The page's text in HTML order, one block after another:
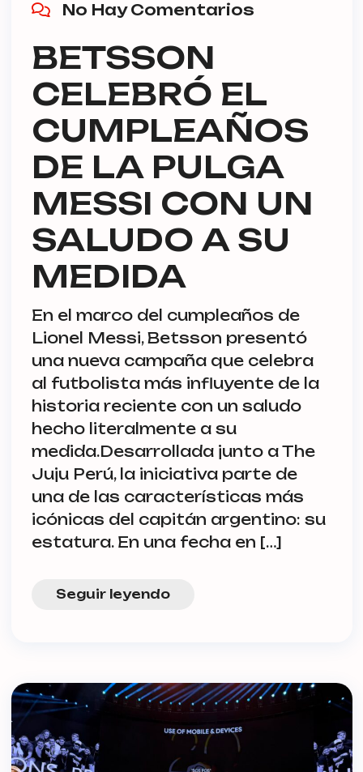
No Hay Comentarios
BETSSON
CELEBRÓ EL
CUMPLEAÑOS
DE LA PULGA
MESSI CON UN
SALUDO A SU
MEDIDA
En el marco del cumpleaños de
Lionel Messi, Betsson presentó
una nueva campaña que celebra
al futbolista más influyente de la
historia reciente con un saludo
hecho literalmente a su
medida.Desarrollada junto a The
Juju Perú, la iniciativa parte de
una de las características más
icónicas del capitán argentino: su
estatura. En una fecha en […]
Seguir leyendo